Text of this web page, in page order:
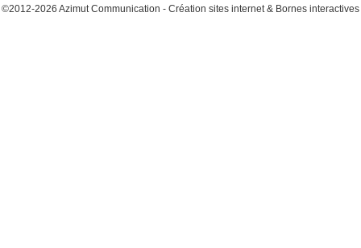
©2012-2026 Azimut Communication - Création sites internet& Bornes interactives